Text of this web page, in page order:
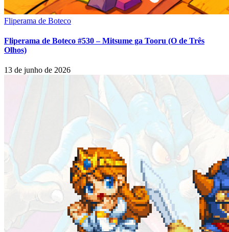
Fliperama de Boteco
Fliperama de Boteco #530 – Mitsume ga Tooru (O de Três
Olhos)
13 de junho de 2026